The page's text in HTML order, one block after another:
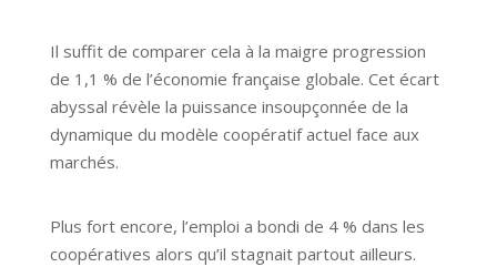
Il suffit de comparer cela à la maigre progression
de 1,1 % de l’économie française globale. Cet écart
abyssal révèle la puissance insoupçonnée de la
dynamique du modèle coopératif actuel face aux
marchés.
Plus fort encore, l’emploi a bondi de 4 % dans les
coopératives alors qu’il stagnait partout ailleurs.